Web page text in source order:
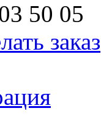
50 05
заказ